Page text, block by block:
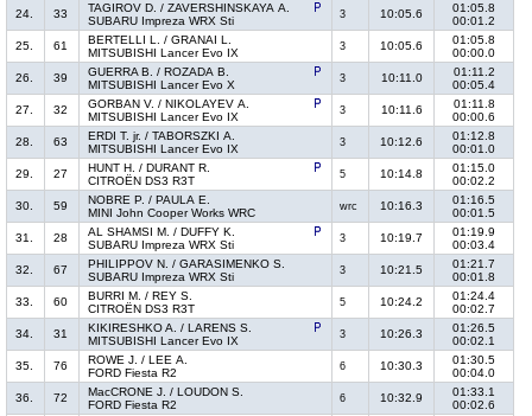
24.
33
TAGIROV D. / ZAVERSHINSKAYA A.
SUBARU Impreza WRX Sti
3 10:05.6
01:05.8
00:01.2
25.
61
BERTELLI L. / GRANAI L.
MITSUBISHI Lancer Evo IX
3 10:05.6
01:05.8
00:00.0
26.
39
GUERRA B. / ROZADA B.
MITSUBISHI Lancer Evo X
3 10:11.0
01:11.2
00:05.4
27.
32
GORBAN V. / NIKOLAYEV A.
MITSUBISHI Lancer Evo IX
3 10:11.6
01:11.8
00:00.6
28.
63
ERDI T. jr. / TABORSZKI A.
MITSUBISHI Lancer Evo IX
3 10:12.6
01:12.8
00:01.0
29.
27
HUNT H. / DURANT R.
CITROËN DS3 R3T
5 10:14.8
01:15.0
00:02.2
30.
59
NOBRE P. / PAULA E.
MINI John Cooper Works WRC
wrc 10:16.3
01:16.5
00:01.5
31.
28
AL SHAMSI M. / DUFFY K.
SUBARU Impreza WRX Sti
3 10:19.7
01:19.9
00:03.4
32.
67
PHILIPPOV N. / GARASIMENKO S.
SUBARU Impreza WRX Sti
3 10:21.5
01:21.7
00:01.8
33.
60
BURRI M. / REY S.
CITROËN DS3 R3T
5 10:24.2
01:24.4
00:02.7
34.
31
KIKIRESHKO A. / LARENS S.
MITSUBISHI Lancer Evo IX
3 10:26.3
01:26.5
00:02.1
35.
76
ROWE J. / LEE A.
FORD Fiesta R2
6 10:30.3
01:30.5
00:04.0
36.
72
MacCRONE J. / LOUDON S.
FORD Fiesta R2
6 10:32.9
01:33.1
00:02.6